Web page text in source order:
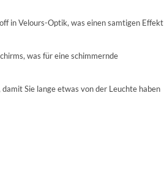
in Velours-Optik, was einen samtigen Effekt
was für eine schimmernde
Sie lange etwas von der Leuchte haben